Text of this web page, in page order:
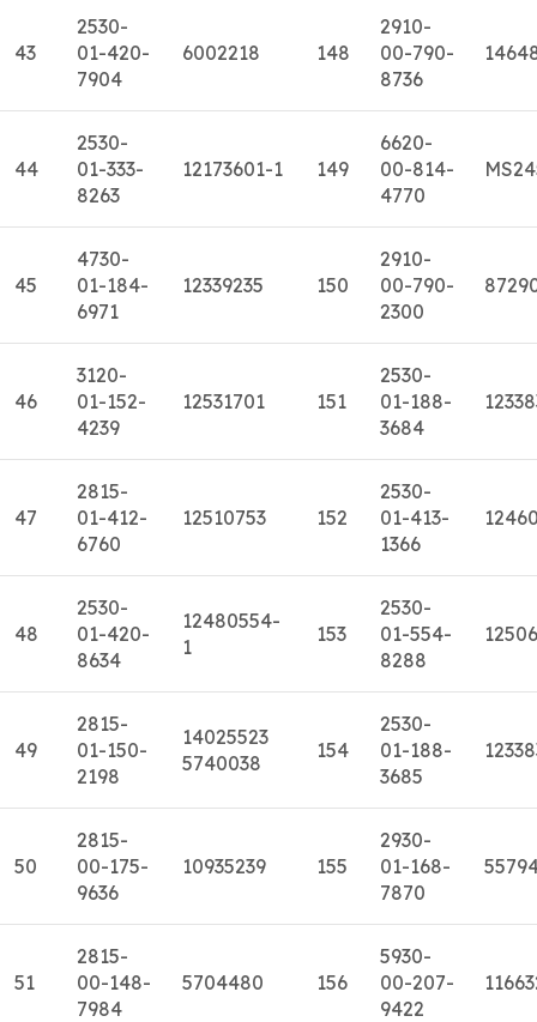
43
2530-
01-420-
7904
6002218 148
2910-
00-790-
8736
44
2530-
01-333-
8263
12173601-1 149
6620-
00-814-
4770
45
4730-
01-184-
6971
12339235 150
2910-
00-790-
2300
46
3120-
01-152-
4239
12531701 151
2530-
01-188-
3684
47
2815-
01-412-
6760
12510753 152
2530-
01-413-
1366
48
2530-
01-420-
8634
12480554-
1
153
2530-
01-554-
8288
49
2815-
01-150-
2198
14025523
5740038
154
2530-
01-188-
3685
50
2815-
00-175-
9636
10935239 155
2930-
01-168-
7870
51
2815-
00-148-
7984
5704480 156
5930-
00-207-
9422